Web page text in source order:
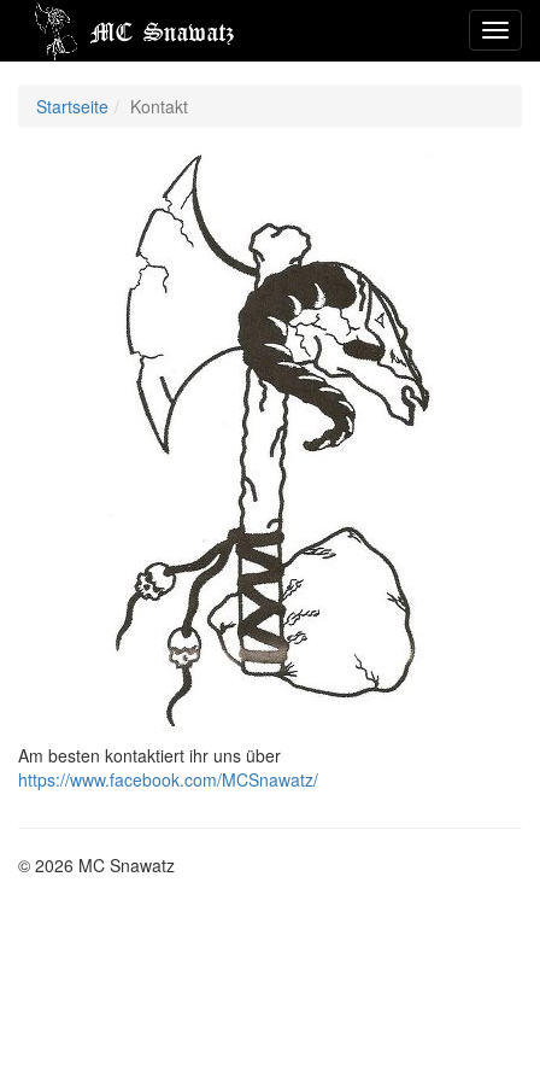
Startseite Kontakt
Am besten kontaktiert ihr uns über
https://www.facebook.com/MCSnawatz/
© 2026 MC Snawatz